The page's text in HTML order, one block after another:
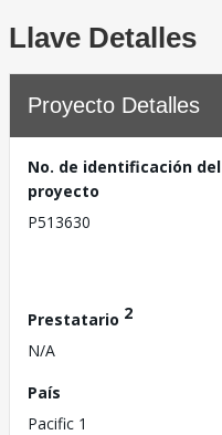
Llave Detalles
Proyecto Detalles
No. de identificación del
proyecto
P513630
Prestatario 2
N/A
País
Pacific 1